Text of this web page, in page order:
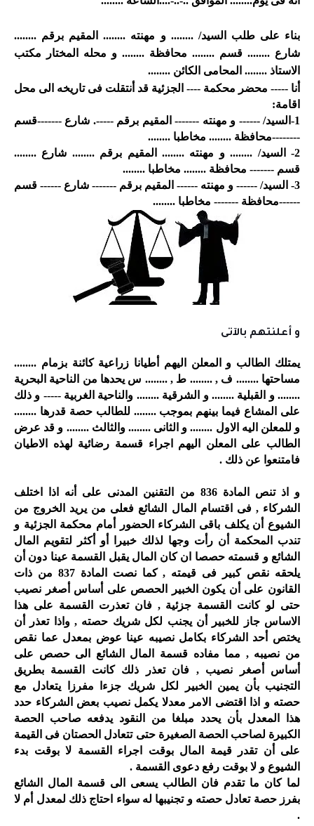
بناء على طلب السيد/ ........ و مهنته ........ المقيم برقم ........
شارع ........ قسم ........ محافظة ........ و محله المختار مكتب
الاستاذ ........ المحامى الكائن ........
أنا ----- محضر محكمة ---- الجزئية قد أنتقلت فى تاريخه الى محل
اقامة:
1-
السيد/ ------ و مهنته ------- المقيم برقم -----. شارع -------قسم
--------محافظة ........ مخاطبا ........
2-
السيد/ ........ و مهنته ........ المقيم برقم ........ شارع ........
قسم ------- محافظة ........ مخاطبا ........
3-
السيد/ ------ و مهنته ------ المقيم برقم ------- شارع ------ قسم
------محافظة ------- مخاطبا ........
و أعلنتهم بالآتى
يمتلك
الطالب و المعلن اليهم أطيانا زراعية كائنة بزمام ........
مساحتها ........ ف , ........ ط , ........ س يحدها من الناحية البحرية
........ و
القبلية ........ و الشرقية ........ والناحية الغربية ----- و ذلك
على المشاع فيما بينهم بموجب ........ للطالب حصة قدرها ........
و للمعلن اليه الاول ........ و الثانى ........ والثالث ........ و قد عرض
الطالب على المعلن
اليهم اجراء قسمة رضائية لهذه الاطيان
فامتنعوا عن ذلك .
و اذ تنص
المادة 836 من التقنين المدنى على أنه اذا اختلف
الشركاء , فى اقتسام المال
الشائع فعلى من يريد الخروج من
الشيوع أن يكلف باقى الشركاء الحضور أمام محكمة الجزئية و
تندب المحكمة أن رأت وجها لذلك خبيرا أو أكثر لتقويم المال
الشائع و قسمته حصصا ان كان المال يقبل القسمة عينا دون أن
يلحقه نقص كبير
فى قيمته , كما نصت المادة 837 من ذات
القانون على أن يكون الخبير الحصص على أساس أصغر نصيب
حتى لو كانت القسمة جزئية , فان تعذرت القسمة على هذا
الاساس جاز للخبير أن يجنب لكل شريك حصته , واذا تعذر أن
يختص أحد الشركاء بكامل نصيبه عينا عوض بمعدل عما نقص
من نصيبه , مما مفاده قسمة المال
الشائع الى حصص على
أساس أصغر نصيب , فان تعذر ذلك كانت القسمة بطريق
التجنيب بأن يمين الخبير لكل شريك جزءا مفرزا يتعادل مع
حصته و اذا اقتضى
الامر معدلا يكمل نصيب بعض الشركاء حدد
هذا المعدل بأن يحدد مبلغا من
النقود يدفعه صاحب الحصة
الكبيرة لصاحب الحصة الصغيرة حتى تتعادل الحصتان فى القيمة
على أن تقدر قيمة المال بوقت اجراء القسمة لا بوقت بدء
الشيوع و لا بوقت رفع دعوى القسمة .
لما كان ما تقدم فان الطالب يسعى الى قسمة المال الشائع
بفرز حصة تعادل حصته و تجنيبها له سواء احتاج ذلك لمعدل أم لا
.